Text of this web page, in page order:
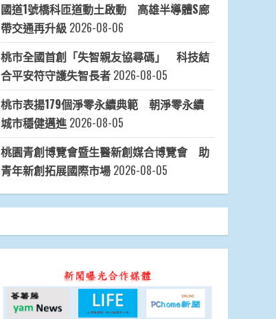
國道1號橋科匝道動土啟動 高雄半導體S廊
帶交通再升級 2026-08-06
桃市全國首創「失智親友協尋碼」 科技結
合平安符守護失智長者 2026-08-05
桃市表揚179個淨零永續典範 朝淨零永續
城市穩健邁進 2026-08-05
桃園青創博覽會暨生醫新創媒合博覽會 助
青年新創拓展國際市場 2026-08-05